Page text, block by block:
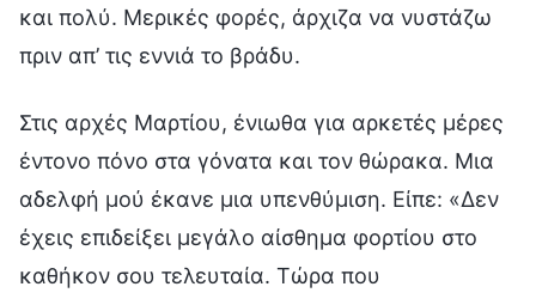
και πολύ. Μερικές φορές, άρχιζα να νυστάζω
πριν απ’ τις εννιά το βράδυ.
Στις αρχές Μαρτίου, ένιωθα για αρκετές μέρες
έντονο πόνο στα γόνατα και τον θώρακα. Μια
αδελφή μού έκανε μια υπενθύμιση. Είπε: «Δεν
έχεις επιδείξει μεγάλο αίσθημα φορτίου στο
καθήκον σου τελευταία. Τώρα που